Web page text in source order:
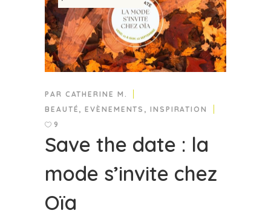
PAR CATHERINE M.
BEAUTÉ ,EVÈNEMENTS ,INSPIRATION
9
Save the date : la
mode s’invite chez
Oïa